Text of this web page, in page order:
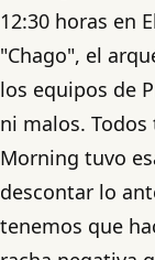
12:30 horas en
"Chago", el
los equipos de
ni malos.
Morning tuvo
descontar lo
tenemos que